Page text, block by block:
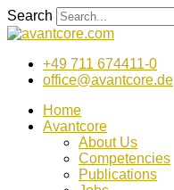
Zum
Inhalt
Search
+49 711 674411-0
office@avantcore.de
Home
Avantcore
About Us
Competencies
Publications